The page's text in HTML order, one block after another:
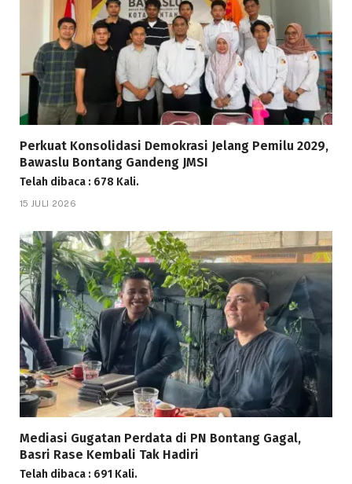
Perkuat Konsolidasi Demokrasi Jelang Pemilu 2029,
Bawaslu Bontang Gandeng JMSI
Telah dibaca : 678 Kali.
15 JULI 2026
Mediasi Gugatan Perdata di PN Bontang Gagal,
Basri Rase Kembali Tak Hadiri
Telah dibaca : 691 Kali.